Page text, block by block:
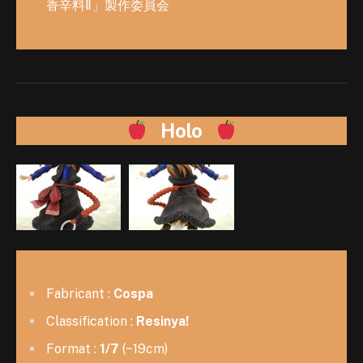
香辛料Ⅱ」製作委員会
Holo
Fabricant : Cospa
Classification : Resinya!
Format : 1/7 (~19cm)